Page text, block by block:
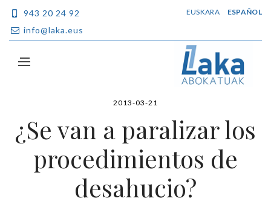
943 20 24 92
info@laka.eus
EUSKARA ESPAÑOL
2013-03-21
¿Se van a paralizar los
procedimientos de
desahucio?